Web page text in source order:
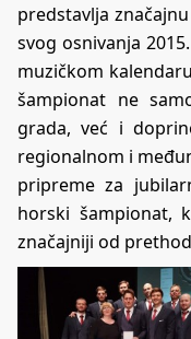
predstavlja
svog osnivanja
muzičkom
šampionat ne
grada, već i
regionalnom i
pripreme za
horski šampionat,
značajniji od